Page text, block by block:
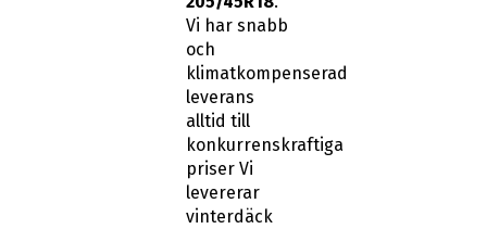
Vi har snabb
och
klimatkompenserad
leverans
alltid till
konkurrenskraftiga
priser Vi
levererar
vinterdäck